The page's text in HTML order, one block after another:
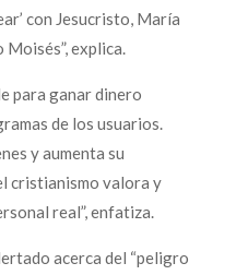
con Jesucristo, María
explica.
para ganar dinero
de los usuarios.
y aumenta su
cristianismo valora y
real”, enfatiza.
acerca del “peligro